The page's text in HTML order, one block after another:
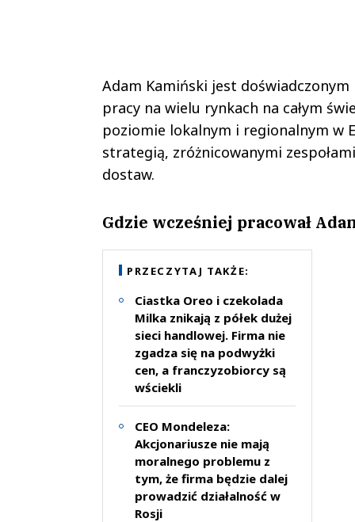
Adam Kamiński jest
pracy na wielu rynkach na całym
poziomie lokalnym i regionalnym w
strategią, zróżnicowanymi
dostaw.
Gdzie wcześniej pracował
PRZECZYTAJ TAKŻE:
Ciastka Oreo i czekolada
Milka znikają z półek dużej
sieci handlowej. Firma nie
zgadza się na podwyżki
cen, a franczyzobiorcy są
wściekli
CEO Mondeleza:
Akcjonariusze nie mają
moralnego problemu z
tym, że firma będzie dalej
prowadzić działalność w
Rosji